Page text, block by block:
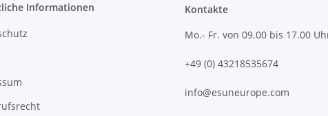
Informationen
Kontakte
Mo.- Fr. von 09.00 bis 17.00
+49 (0) 43218535674
info@esuneurope.com